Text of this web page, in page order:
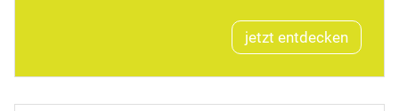
jetzt entdecken